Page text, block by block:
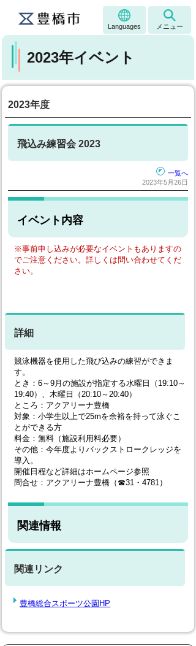
Languages メニュー
2023年イベント
2023年度
飛込み練習会 2023
一覧へ
2023年5月26日
イベント内容
※事前申し込みが必要なイベントもありますの
でご注意ください。詳しくは問い合わせてくだ
さい。
詳細
競泳機器を使用した飛び込みの練習ができま
す。
とき：6～9月の施設が指定する水曜日（19:10～
19:40）、木曜日（20:10～20:40）
ところ：アクアリーナ豊橋
対象：小学生以上で25mを余裕を持って泳ぐこ
とができる方
料金：無料（施設利用料必要）
その他：今年度よりバックストロークレッジを
導入。
開催日程など詳細はホームページ参照
問合せ：アクアリーナ豊橋（☎31・4781）
関連情報
関連リンク
豊橋総合スポーツ公園HP